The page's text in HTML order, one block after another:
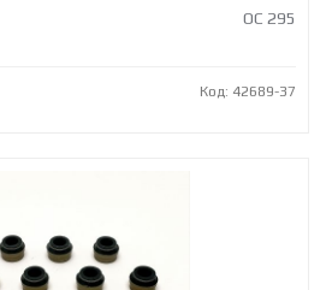
OC 295
Код: 42689-37